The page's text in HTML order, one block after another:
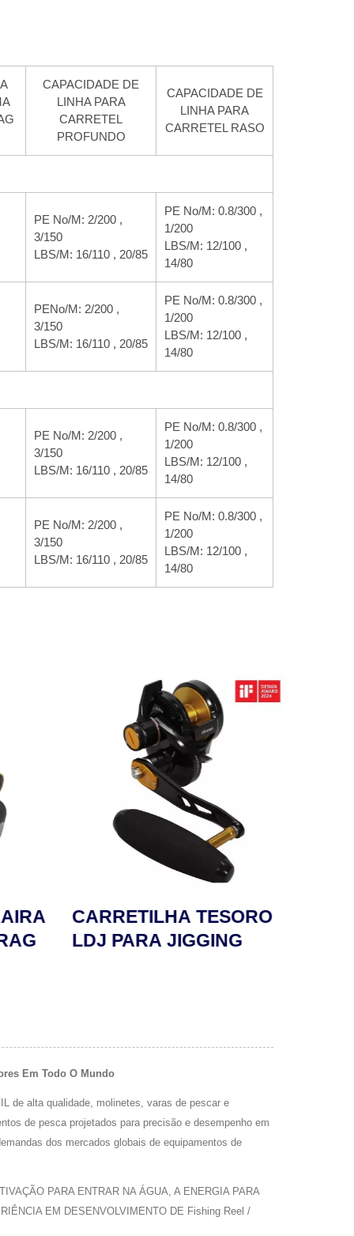
CAPACIDADE DE
LINHA PARA
CARRETEL
PROFUNDO
CAPACIDADE DE
LINHA PARA
CARRETEL RASO
PE No/M: 2/200 ,
3/150
LBS/M: 16/110 , 20/85
PE No/M: 0.8/300 ,
1/200
LBS/M: 12/100 ,
14/80
PENo/M: 2/200 ,
3/150
LBS/M: 16/110 , 20/85
PE No/M: 0.8/300 ,
1/200
LBS/M: 12/100 ,
14/80
PE No/M: 2/200 ,
3/150
LBS/M: 16/110 , 20/85
PE No/M: 0.8/300 ,
1/200
LBS/M: 12/100 ,
14/80
PE No/M: 2/200 ,
3/150
LBS/M: 16/110 , 20/85
PE No/M: 0.8/300 ,
1/200
LBS/M: 12/100 ,
14/80
CARRETILHA TESORO
LDJ PARA JIGGING
Em Todo O Mundo
de alta qualidade, molinetes, varas de pescar e
de pesca projetados para precisão e desempenho em
dos mercados globais de equipamentos de
PARA ENTRAR NA ÁGUA, A ENERGIA PARA
EM DESENVOLVIMENTO DE Fishing Reel /